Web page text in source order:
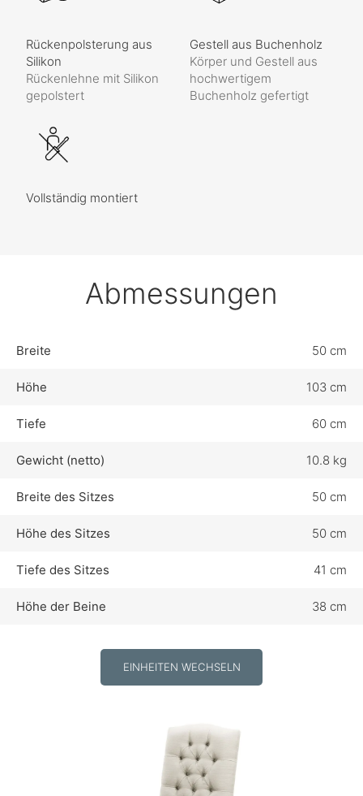
Rückenpolsterung aus
Silikon
Rückenlehne mit Silikon
gepolstert
Gestell aus Buchenholz
Körper und Gestell aus
hochwertigem
Buchenholz gefertigt
Vollständig montiert
Abmessungen
Breite 50 cm
Höhe 103 cm
Tiefe 60 cm
Gewicht (netto) 10.8 kg
Breite des Sitzes 50 cm
Höhe des Sitzes 50 cm
Tiefe des Sitzes 41 cm
Höhe der Beine 38 cm
EINHEITEN WECHSELN